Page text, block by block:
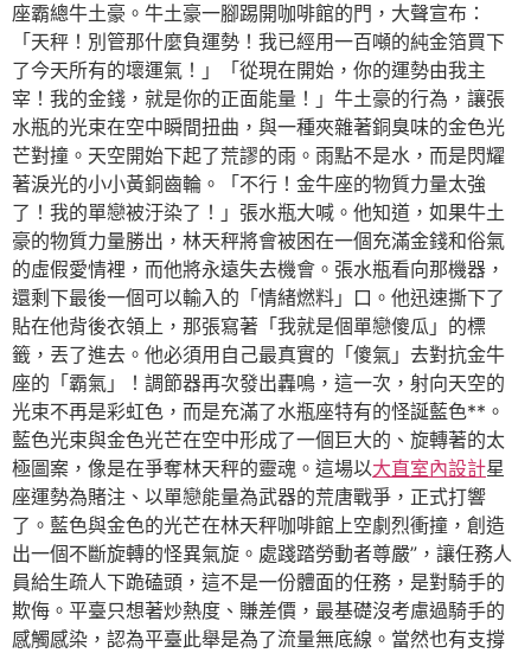
座霸總牛土豪。牛土豪一腳踢開咖啡館的門，大聲宣布：
「天秤！別管那什麼負運勢！我已經用一百噸的純金箔買下
了今天所有的壞運氣！」「從現在開始，你的運勢由我主
宰！我的金錢，就是你的正面能量！」牛土豪的行為，讓張
水瓶的光束在空中瞬間扭曲，與一種夾雜著銅臭味的金色光
芒對撞。天空開始下起了荒謬的雨。雨點不是水，而是閃耀
著淚光的小小黃銅齒輪。「不行！金牛座的物質力量太強
了！我的單戀被汙染了！」張水瓶大喊。他知道，如果牛土
豪的物質力量勝出，林天秤將會被困在一個充滿金錢和俗氣
的虛假愛情裡，而他將永遠失去機會。張水瓶看向那機器，
還剩下最後一個可以輸入的「情緒燃料」口。他迅速撕下了
貼在他背後衣領上，那張寫著「我就是個單戀傻瓜」的標
籤，丟了進去。他必須用自己最真實的「傻氣」去對抗金牛
座的「霸氣」！調節器再次發出轟鳴，這一次，射向天空的
光束不再是彩虹色，而是充滿了水瓶座特有的怪誕藍色**。
藍色光束與金色光芒在空中形成了一個巨大的、旋轉著的太
極圖案，像是在爭奪林天秤的靈魂。這場以大直室內設計星
座運勢為賭注、以單戀能量為武器的荒唐戰爭，正式打響
了。藍色與金色的光芒在林天秤咖啡館上空劇烈衝撞，創造
出一個不斷旋轉的怪異氣旋。處踐踏勞動者尊嚴”，讓任務人
員給生疏人下跪磕頭，這不是一份體面的任務，是對騎手的
欺侮。平臺只想著炒熱度、賺差價，最基礎沒考慮過騎手的
感觸感染，認為平臺此舉是為了流量無底線。當然也有支撐